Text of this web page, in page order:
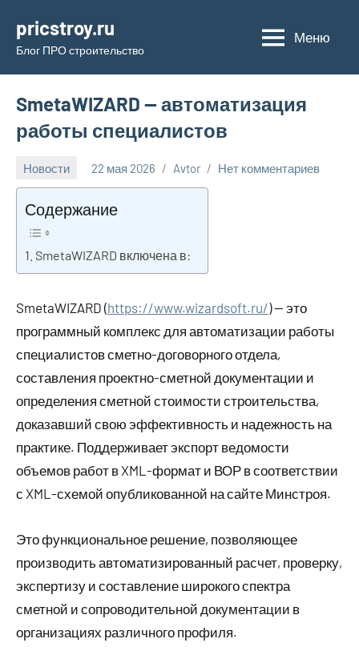
содержимому
pricstroy.ru
Блог ПРО строительство
Меню
SmetaWIZARD — автоматизация
работы специалистов
Новости 22 мая 2026 Avtor Нет комментариев
Содержание
SmetaWIZARD включена в:
SmetaWIZARD (https://www.wizardsoft.ru/) — это
программный комплекс для автоматизации работы
специалистов сметно-договорного отдела,
составления проектно-сметной документации и
определения сметной стоимости строительства,
доказавший свою эффективность и надежность на
практике. Поддерживает экспорт ведомости
объемов работ в XML-формат и ВОР в соответствии
с XML-схемой опубликованной на сайте Минстроя.
Это функциональное решение, позволяющее
производить автоматизированный расчет, проверку,
экспертизу и составление широкого спектра
сметной и сопроводительной документации в
организациях различного профиля.